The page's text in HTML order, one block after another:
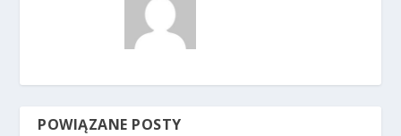
POWIĄZANE POSTY